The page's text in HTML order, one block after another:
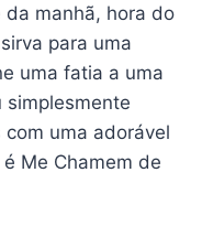
da manhã, hora do
para uma
uma fatia a uma
simplesmente
uma adorável
Me Chamem de